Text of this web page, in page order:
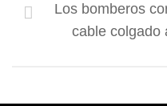
Los bomberos
cable colgado